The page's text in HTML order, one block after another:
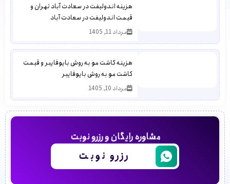
هزینه اندولیفت در سعادت آباد تهران و
قیمت اندولیفت در سعادت آباد
مرداد 11, 1405
هزینه کاشت مو به روش بایوفایبر و قیمت
کاشت مو به روش بایوفایبر
مرداد 10, 1405
مشاوره رایگان و رزرو نوبت
رزرو نوبت